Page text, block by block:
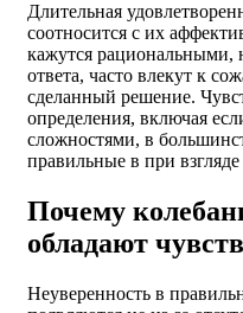
Длительная
соотносится с их
кажутся рациональными,
ответа, часто влекут к
сделанный решение.
определения, включая
сложностями, в
правильные в при
Почему
обладают
Неуверенность в